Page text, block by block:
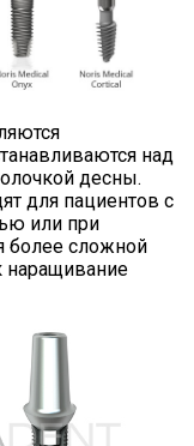
над
десны.
для пациентов с
или при
более сложной
наращивание